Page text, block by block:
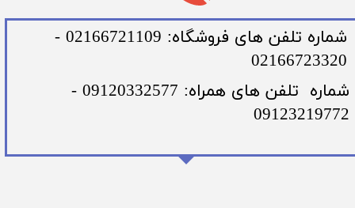
​شماره تلفن های فروشگاه: 02166721109 -
02166723320
​شماره تلفن های همراه: 09120332577 -
09123219772